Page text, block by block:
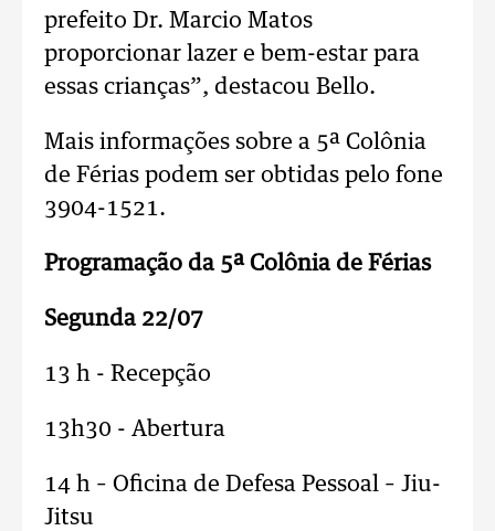
prefeito Dr. Marcio Matos
proporcionar lazer e bem-estar para
essas crianças”, destacou Bello.
Mais informações sobre a 5ª Colônia
de Férias podem ser obtidas pelo fone
3904-1521.
Programação da 5ª Colônia de Férias
Segunda 22/07
13 h - Recepção
13h30 - Abertura
14 h – Oficina de Defesa Pessoal – Jiu-
Jitsu